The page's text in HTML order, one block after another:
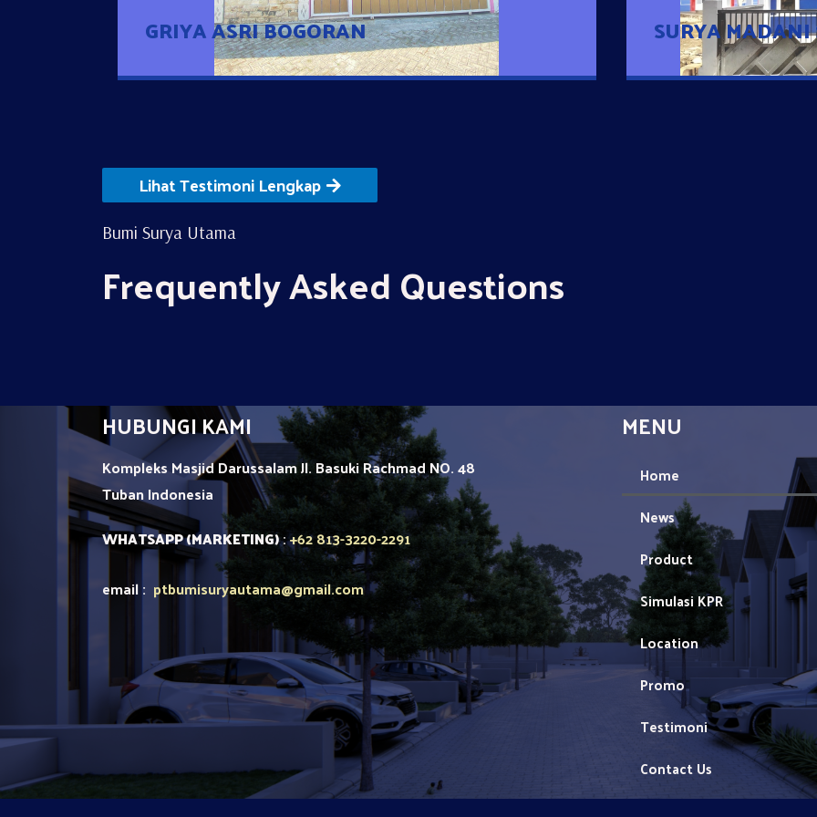
GRIYA ASRI BOGORAN SURYA
Lihat Testimoni Lengkap
Bumi Surya Utama
Frequently Asked Questions
HUBUNGI KAMI
Kompleks Masjid Darussalam Jl. Basuki Rachmad NO. 48
TubanIndonesia
WHATSAPP (MARKETING):+62 813-3220-2291
email : ptbumisuryautama@gmail.com
MENU
Home
News
Product
Simulasi KPR
Location
Promo
Testimoni
Contact Us